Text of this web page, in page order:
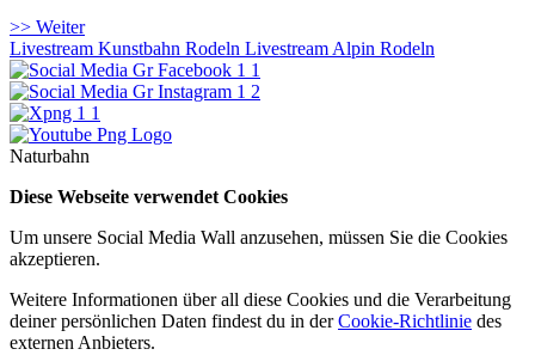
>> Weiter
Livestream Kunstbahn Rodeln Livestream Alpin Rodeln
Naturbahn
Diese Webseite verwendet Cookies
Um unsere Social Media Wall anzusehen, müssen Sie die Cookies
akzeptieren.
Weitere Informationen über all diese Cookies und die Verarbeitung
deiner persönlichen Daten findest du in derCookie-Richtlinie des
externen Anbieters.